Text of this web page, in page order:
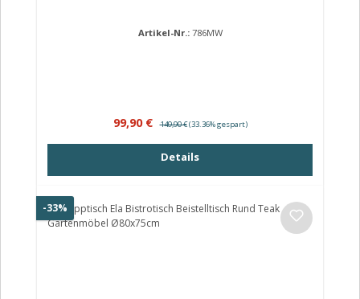
Artikel-Nr.: 786MW
Verkaufspreis:
99,90 € 149,90 €(33.36% gespart)
Details
-33% Rabatt